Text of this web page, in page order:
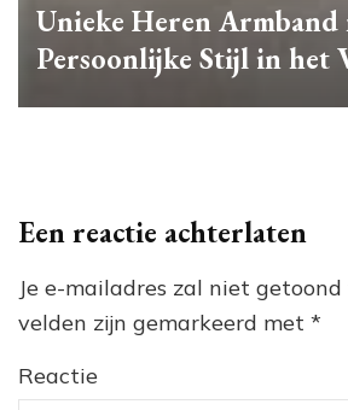
Unieke Heren Armband
Persoonlijke Stijl in het
Een reactie achterlaten
Je e-mailadres zal niet
velden zijn gemarkeerd met *
Reactie